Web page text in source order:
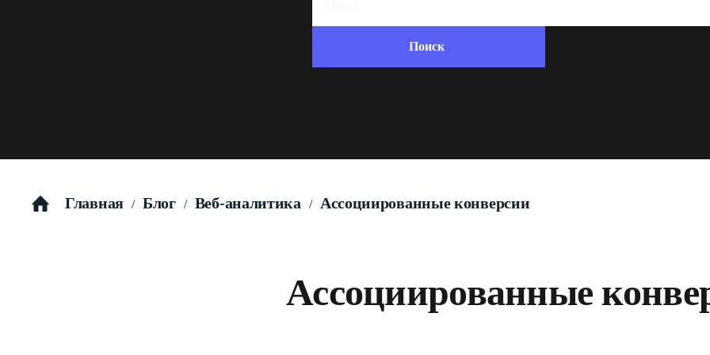
Главная / Блог / Веб-аналитика / Ассоциированные конверсии
Ассоциированные